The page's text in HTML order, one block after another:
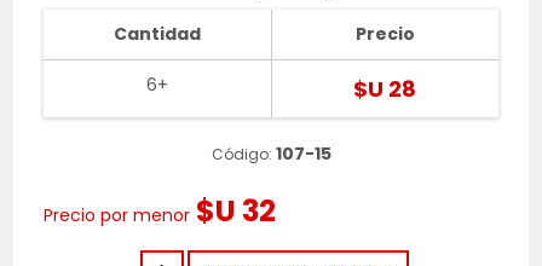
Cantidad
6+
Precio
$U 28
Código: 107-15
Precio por menor $U 32